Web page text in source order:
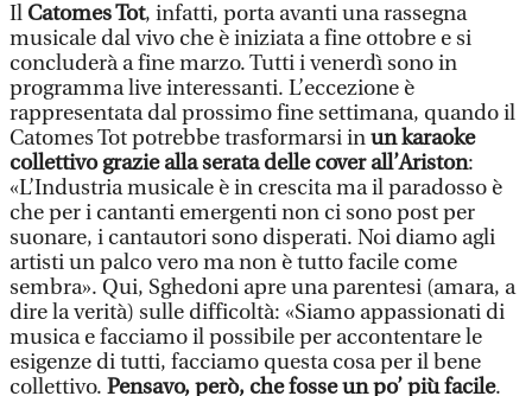
Il Catomes Tot, infatti, porta avanti una rassegna
musicale dal vivo che è iniziata a fine ottobre e si
concluderà a fine marzo. Tutti i venerdì sono in
programma live interessanti. L’eccezione è
rappresentata dal prossimo fine settimana, quando il
Catomes Tot potrebbe trasformarsi inun karaoke
collettivo grazie alla serata delle cover all’Ariston:
«L’Industria musicale è in crescita ma il paradosso è
che per i cantanti emergenti non ci sono post per
suonare, i cantautori sono disperati. Noi diamo agli
artisti un palco vero ma non è tutto facile come
sembra». Qui, Sghedoni apre una parentesi (amara, a
dire la verità) sulle difficoltà: «Siamo appassionati di
musica e facciamo il possibile per accontentare le
esigenze di tutti, facciamo questa cosa per il bene
collettivo. Pensavo, però, che fosse un po’ più facile.